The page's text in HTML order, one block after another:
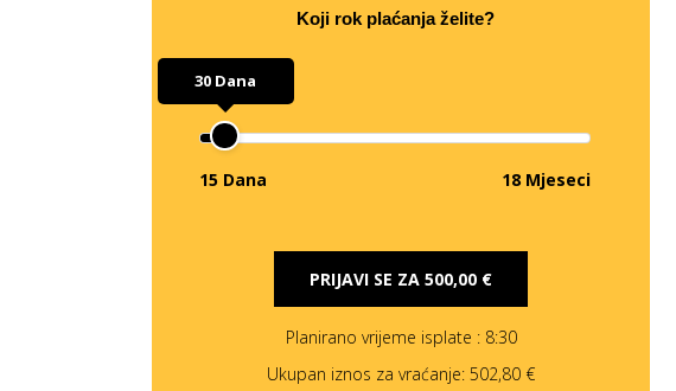
Koji rok plaćanja želite?
30 Dana
15 Dana 18 Mjeseci
PRIJAVI SE ZA 500,00 €
Planirano vrijeme isplate : 8:30
Ukupan iznos za vraćanje: 502,80 €